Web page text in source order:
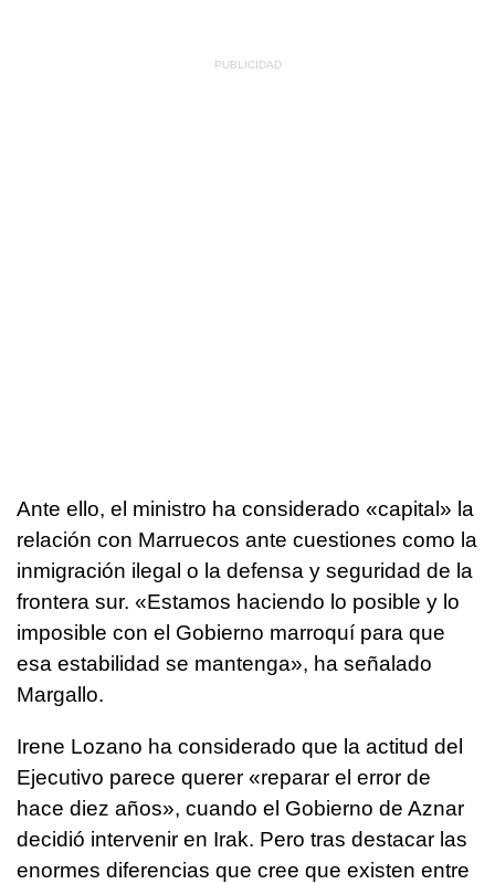
Ante ello, el ministro ha considerado «capital» la
relación con Marruecos ante cuestiones como la
inmigración ilegal o la defensa y seguridad de la
frontera sur. «Estamos haciendo lo posible y lo
imposible con el Gobierno marroquí para que
esa estabilidad se mantenga», ha señalado
Margallo.
Irene Lozano ha considerado que la actitud del
Ejecutivo parece querer «reparar el error de
hace diez años», cuando el Gobierno de Aznar
decidió intervenir en Irak. Pero tras destacar las
enormes diferencias que cree que existen entre